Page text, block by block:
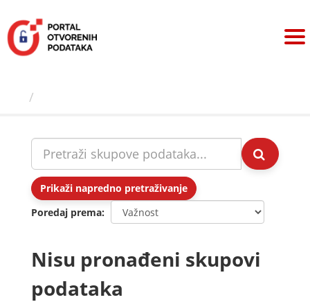
sadržaj
Prikaži napredno pretraživanje
Poredaj prema
Nisu pronađeni skupovi
podataka